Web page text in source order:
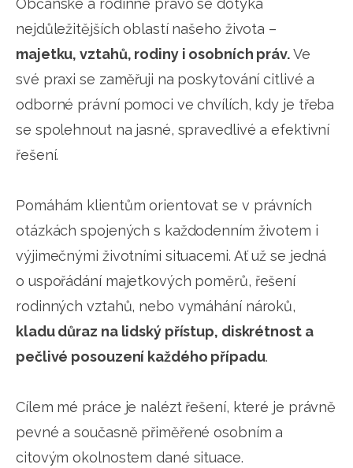
Občanské a rodinné právo se dotýká
nejdůležitějších oblastí našeho života –
majetku, vztahů, rodiny i osobních práv.Ve
své praxi se zaměřuji na poskytování citlivé a
odborné právní pomoci ve chvílích, kdy je třeba
se spolehnout na jasné, spravedlivé a efektivní
řešení.
Pomáhám klientům orientovat se v právních
otázkách spojených s každodenním životem i
výjimečnými životními situacemi. Ať už se jedná
o uspořádání majetkových poměrů, řešení
rodinných vztahů, nebo vymáhání nároků,
kladu důraz na lidský přístup, diskrétnost a
pečlivé posouzení každého případu.
Cílem mé práce je nalézt řešení, které je právně
pevné a současně přiměřené osobním a
citovým okolnostem dané situace.